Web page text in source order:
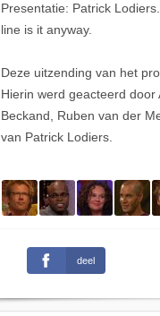
Presentatie: Patrick
line is it anyway.
Deze uitzending van het
Hierin werd geacteerd
Beckand, Ruben van der
van Patrick Lodiers.
deel